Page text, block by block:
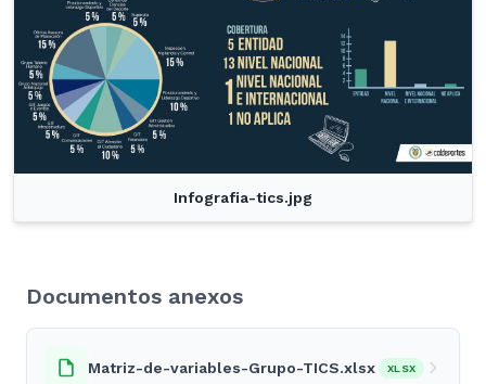
Infografia-tics.jpg
Documentos anexos
Matriz-de-variables-Grupo-TICS.xlsx XLSX